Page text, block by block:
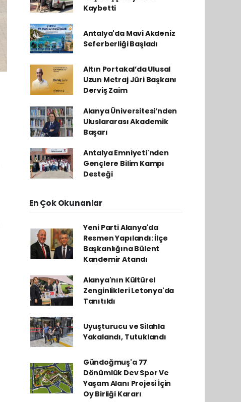
Kaybetti
Antalya'da Mavi Akdeniz
Seferberliği Başladı
Altın Portakal’da Ulusal
Uzun Metraj Jüri Başkanı
Derviş Zaim
Alanya Üniversitesi’nden
Uluslararası Akademik
Başarı
Antalya Emniyeti'nden
Gençlere Bilim Kampı
Desteği
En Çok Okunanlar
Yeni Parti Alanya'da
Resmen Yapılandı: İlçe
Başkanlığına Bülent
Kandemir Atandı
Alanya'nın Kültürel
Zenginlikleri Letonya'da
Tanıtıldı
Uyuşturucu ve Silahla
Yakalandı, Tutuklandı
Gündoğmuş'a 77
Dönümlük Dev Spor Ve
Yaşam Alanı Projesi İçin
Oy Birliği Kararı